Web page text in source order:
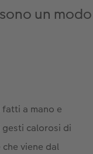
un
a mano e
gesti calorosi di
viene dal